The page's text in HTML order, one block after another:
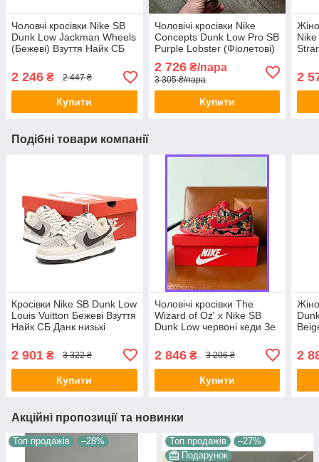
Чоловчі кросівки Nike SB
Dunk Low Jackman Wheels
(Бежеві) Взуття Найк СБ
демісезон
2 246 ₴ 2 447 ₴
Купити
Чоловічі кросівки Nike
Concepts Dunk Low Pro SB
Purple Lobster (Фіолетові)
Найк СБ Данк повсякденні
шкіра нубук текстиль
демісезон
2 726₴/пара
3 305 ₴/пара
Купити
2
Подібні товари компанії
Кросівки Nike SB Dunk Low
Louis Vuitton Бежеві Взуття
Найк СБ Данк низькі
унісекс
2 901 ₴ 3 322 ₴
Купити
Чоловічі кросівки The
Wizard of Oz' x Nike SB
Dunk Low червоні кеди Зе
Данк Лоу текстиль замша
демісезон
2 846₴ 3 206 ₴
Купити
2
Акційні пропозиції та новинки
Топ продажів –28% Топ продажів
–27%
Подарунок